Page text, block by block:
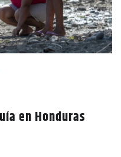
en Honduras